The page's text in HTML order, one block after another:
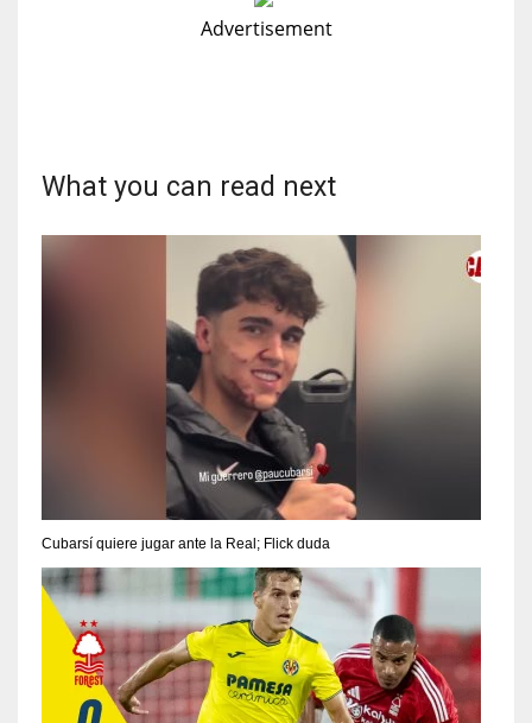
Advertisement
What you can read next
Cubarsí quiere jugar ante la Real; Flick duda